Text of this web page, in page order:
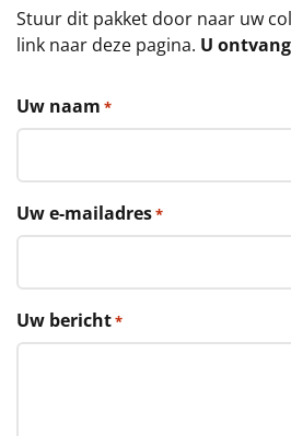
€45 tot €50
Thema
Stuur dit pakket door naar uw
link naar deze pagina. U
Uw naam *
Uw e-mailadres*
Uw bericht*